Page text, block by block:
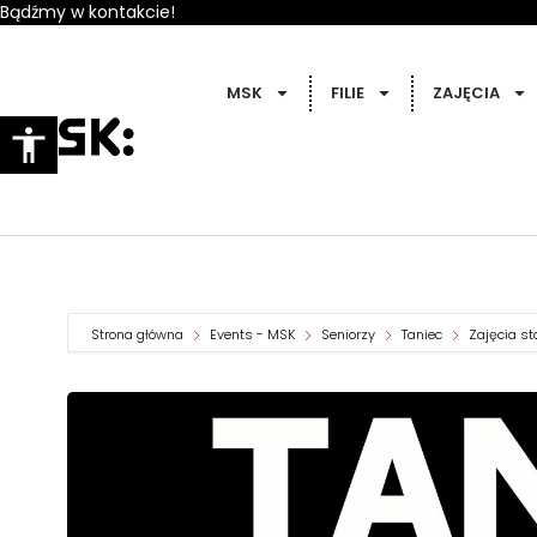
Bądźmy w kontakcie!
MSK FILIE ZAJĘCIA
Strona główna Events - MSK Seniorzy Taniec Zajęcia